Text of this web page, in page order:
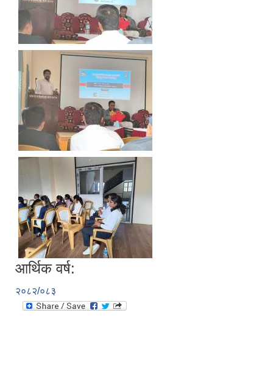
आर्थिक वर्ष:
२०८२/०८३